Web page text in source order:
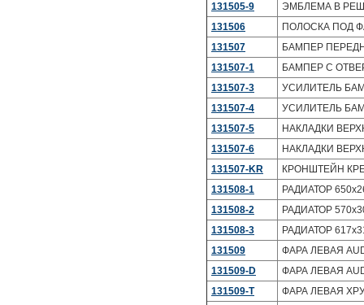
131505-9
ЭМБЛЕМА В
131506
ПОЛОСКА ПОД
131507
БАМПЕР
131507-1
БАМПЕР С
131507-3
УСИЛИТЕЛЬ
131507-4
УСИЛИТЕЛЬ
131507-5
НАКЛАДКИ
131507-6
НАКЛАДКИ
131507-KR
КРОНШТЕЙН
131508-1
РАДИАТОР
131508-2
РАДИАТОР
131508-3
РАДИАТОР
131509
ФАРА ЛЕВАЯ
131509-D
ФАРА ЛЕВАЯ
131509-T
ФАРА ЛЕВАЯ